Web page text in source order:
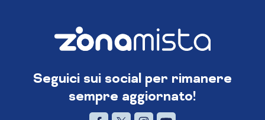
Seguici sui social per rimanere
sempre aggiornato!